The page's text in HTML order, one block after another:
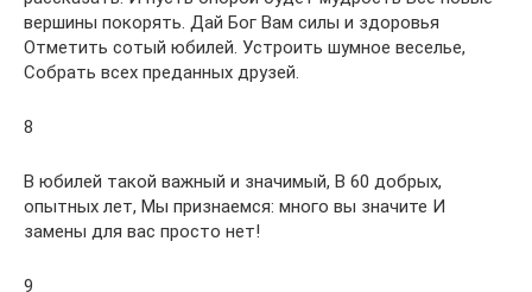
вершины покорять. Дай Бог Вам силы и здоровья
Отметить сотый юбилей. Устроить шумное веселье,
Собрать всех преданных друзей.
8
В юбилей такой важный и значимый, В 60 добрых,
опытных лет, Мы признаемся: много вы значите И
замены для вас просто нет!
9